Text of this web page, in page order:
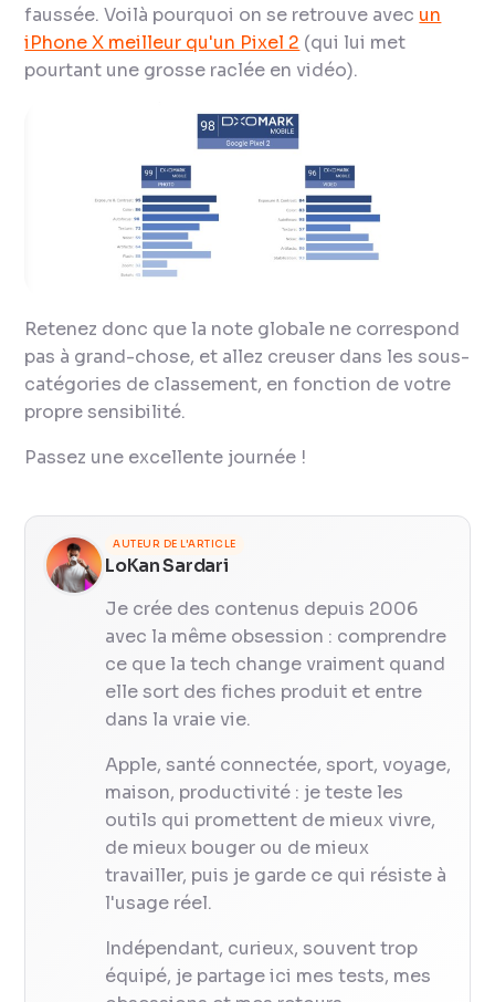
faussée. Voilà pourquoi on se retrouve avec un
iPhone X meilleur qu'un Pixel 2 (qui lui met
pourtant une grosse raclée en vidéo).
Retenez donc que la note globale ne correspond
pas à grand-chose, et allez creuser dans les sous-
catégories de classement, en fonction de votre
propre sensibilité.
Passez une excellente journée !
AUTEUR DE L'ARTICLE
LoKan Sardari
Je crée des contenus depuis 2006
avec la même obsession : comprendre
ce que la tech change vraiment quand
elle sort des fiches produit et entre
dans la vraie vie.
Apple, santé connectée, sport, voyage,
maison, productivité : je teste les
outils qui promettent de mieux vivre,
de mieux bouger ou de mieux
travailler, puis je garde ce qui résiste à
l'usage réel.
Indépendant, curieux, souvent trop
équipé, je partage ici mes tests, mes